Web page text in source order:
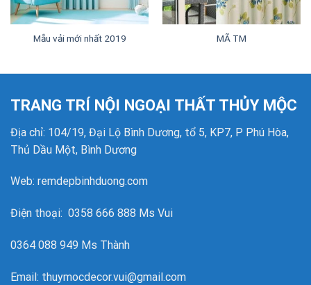
Mẫu vải mới nhất 2019 MÃ TM
TRANG TRÍ NỘI NGOẠI THẤT THỦY MỘC
Địa chỉ: 104/19, Đại Lộ Bình Dương, tổ 5, KP7, P Phú Hòa,
Thủ Dầu Một, Bình Dương
Web: remdepbinhduong.com
Điện thoại: 0358 666 888 Ms Vui
0364 088 949 Ms Thành
Email: thuymocdecor.vui@gmail.com